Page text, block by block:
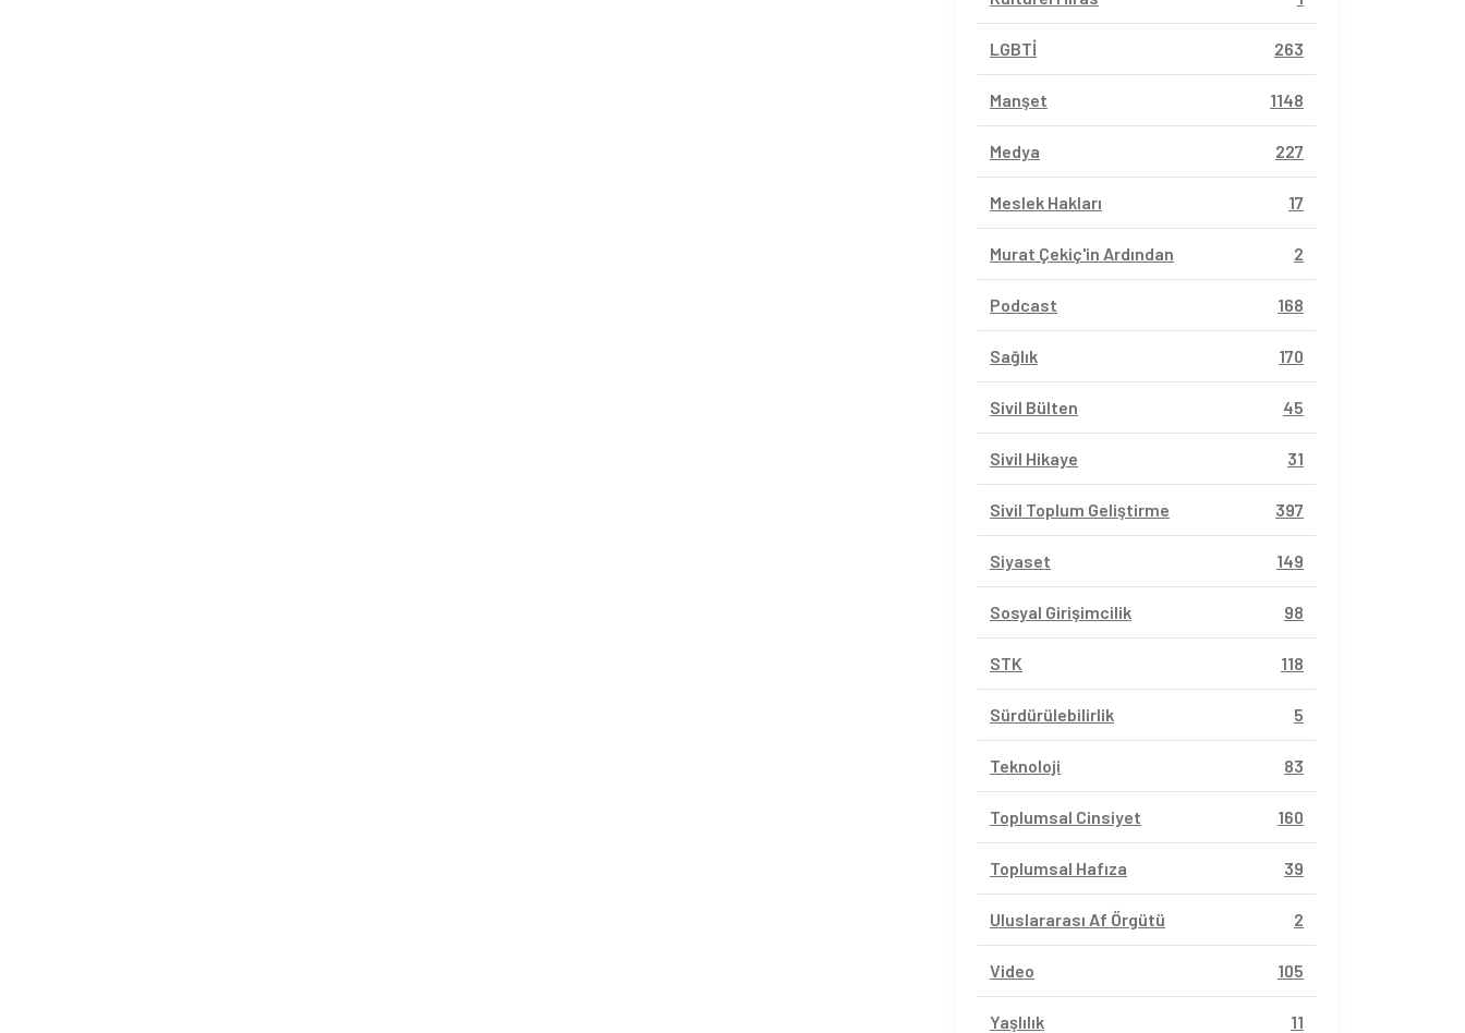
LGBTİ 263
Manşet 1148
Medya 227
Meslek Hakları 17
Murat Çekiç'in Ardından 2
Podcast 168
Sağlık 170
Sivil Bülten 45
Sivil Hikaye 31
Sivil Toplum Geliştirme 397
Siyaset 149
Sosyal Girişimcilik 98
STK 118
Sürdürülebilirlik 5
Teknoloji 83
Toplumsal Cinsiyet 160
Toplumsal Hafıza 39
Uluslararası Af Örgütü 2
Video 105
Yaşlılık 11